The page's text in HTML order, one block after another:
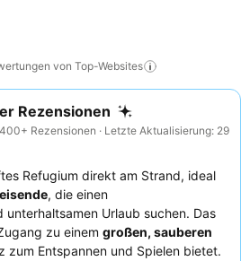
von Top-Websites
Rezensionen
Rezensionen · Letzte Aktualisierung: 29
Refugium direkt am Strand, ideal
, die einen
Urlaub suchen. Das
zu einem großen, sauberen
zum Entspannen und Spielen bietet.